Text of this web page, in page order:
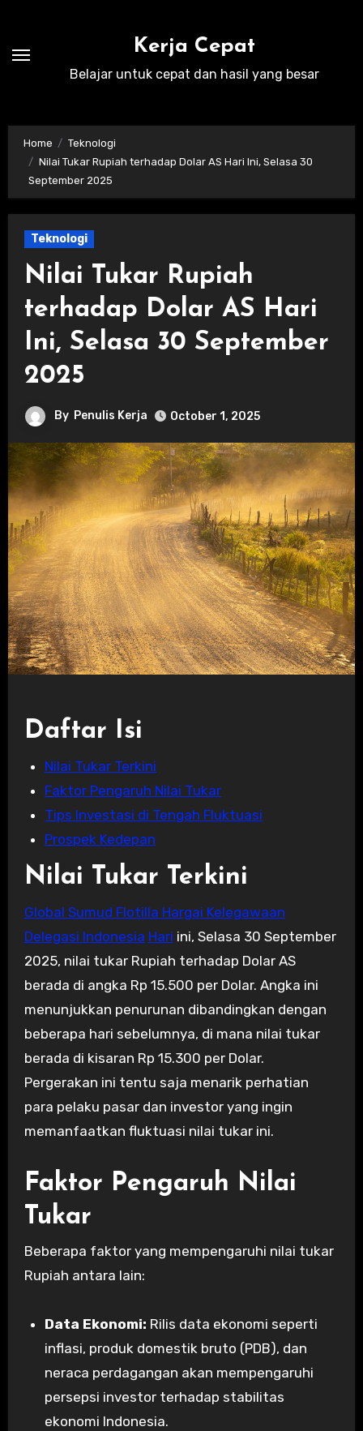
content
Kerja Cepat
Belajar untuk cepat dan hasil yang besar
Home
Teknologi
Nilai Tukar Rupiah terhadap Dolar AS Hari Ini, Selasa 30
September 2025
Teknologi
Nilai Tukar Rupiah
terhadap Dolar AS Hari
Ini, Selasa 30 September
2025
By Penulis Kerja October 1, 2025
Daftar Isi
Nilai Tukar Terkini
Faktor Pengaruh Nilai Tukar
Tips Investasi di Tengah Fluktuasi
Prospek Kedepan
Nilai Tukar Terkini
Global Sumud Flotilla Hargai Kelegawaan
Delegasi Indonesia Hari ini, Selasa 30 September
2025, nilai tukar Rupiah terhadap Dolar AS
berada di angka Rp 15.500 per Dolar. Angka ini
menunjukkan penurunan dibandingkan dengan
beberapa hari sebelumnya, di mana nilai tukar
berada di kisaran Rp 15.300 per Dolar.
Pergerakan ini tentu saja menarik perhatian
para pelaku pasar dan investor yang ingin
memanfaatkan fluktuasi nilai tukar ini.
Faktor Pengaruh Nilai
Tukar
Beberapa faktor yang mempengaruhi nilai tukar
Rupiah antara lain:
Data Ekonomi: Rilis data ekonomi seperti
inflasi, produk domestik bruto (PDB), dan
neraca perdagangan akan mempengaruhi
persepsi investor terhadap stabilitas
ekonomi Indonesia.